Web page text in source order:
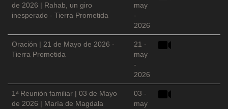
de 2026 | Rahab, un giro
inesperado - Tierra Prometida
may
-
2026
Oración | 21 de Mayo de 2026 -
Tierra Prometida
21 -
may
-
2026
1ª Reunión familiar | 03 de Mayo
de 2026 | María de Magdala
03 -
may